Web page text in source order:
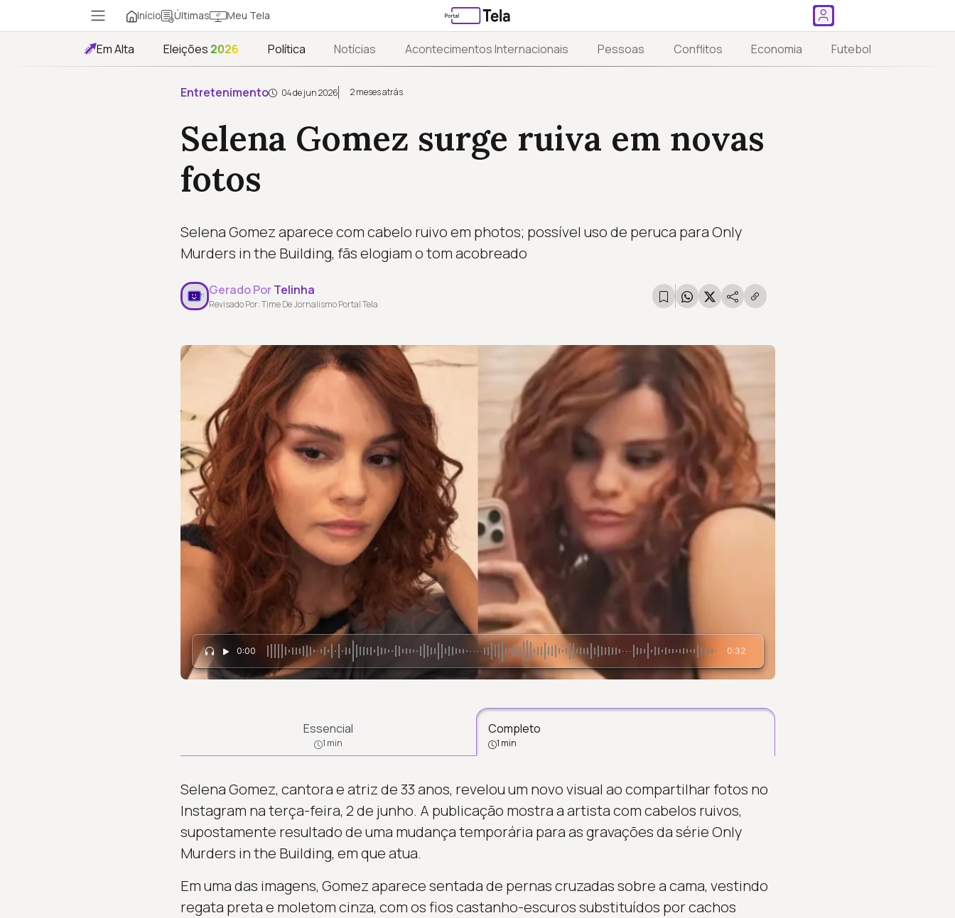
Início Últimas Meu Tela
Em Alta Eleições 2026 Política Notícias Acontecimentos Internacionais Pessoas Conflitos Economia Futebol
Entretenimento 04 de jun 2026 2 meses atrás
Selena Gomez surge ruiva em novas
fotos
Selena Gomez aparece com cabelo ruivo em photos; possível uso de peruca para Only
Murders in the Building, fãs elogiam o tom acobreado
Gerado PorTelinha
Revisado Por: Time De Jornalismo Portal Tela
0:00 0:32
Essencial
1 min
Completo
1 min
Selena Gomez, cantora e atriz de 33 anos, revelou um novo visual ao compartilhar fotos no
Instagram na terça-feira, 2 de junho. A publicação mostra a artista com cabelos ruivos,
supostamente resultado de uma mudança temporária para as gravações da série Only
Murders in the Building, em que atua.
Em uma das imagens, Gomez aparece sentada de pernas cruzadas sobre a cama, vestindo
regata preta e moletom cinza, com os fios castanho-escuros substituídos por cachos